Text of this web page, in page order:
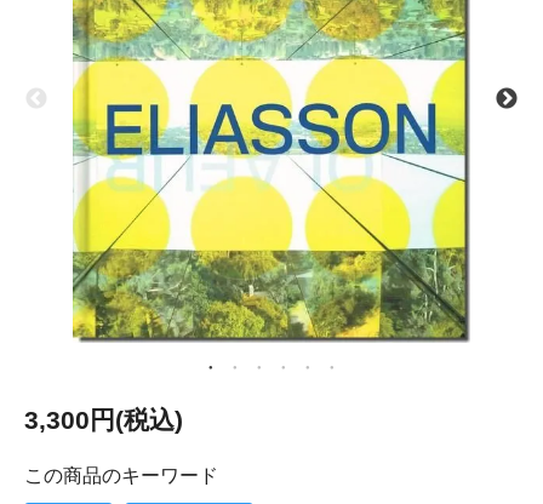
3,300円(税込)
この商品のキーワード